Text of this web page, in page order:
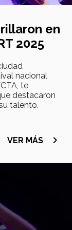
en
2025
nacional
te
destacaron
talento.
VER MÁS navigate_next